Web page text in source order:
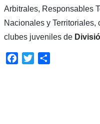
Arbitrales, Responsables
Nacionales y Territoriales,
clubes juveniles de
Facebook
Twitter